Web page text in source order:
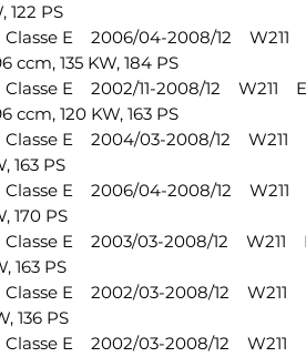
122 PS
E 2006/04-2008/12 W211
135 KW, 184 PS
E 2002/11-2008/12 W211
120 KW, 163 PS
E 2004/03-2008/12 W211
163 PS
E 2006/04-2008/12 W211
170 PS
E 2003/03-2008/12 W211
163 PS
E 2002/03-2008/12 W211
136 PS
E 2002/03-2008/12 W211